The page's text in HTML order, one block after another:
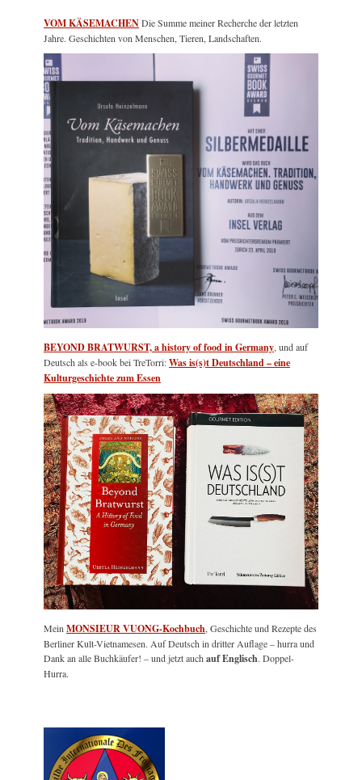
VOM KÄSEMACHENDie Summe meiner Recherche der letzten
Jahre. Geschichten von Menschen, Tieren, Landschaften.
BEYOND BRATWURST, a history of food in Germany, und auf
Deutsch als e-book bei TreTorri:Was is(s)t Deutschland – eine
Kulturgeschichte zum Essen
MeinMONSIEUR VUONG-Kochbuch, Geschichte und Rezepte des
Berliner Kult-Vietnamesen. Auf Deutsch in dritter Auflage – hurra und
Dank an alle Buchkäufer! – und jetzt auchauf Englisch. Doppel-
Hurra.